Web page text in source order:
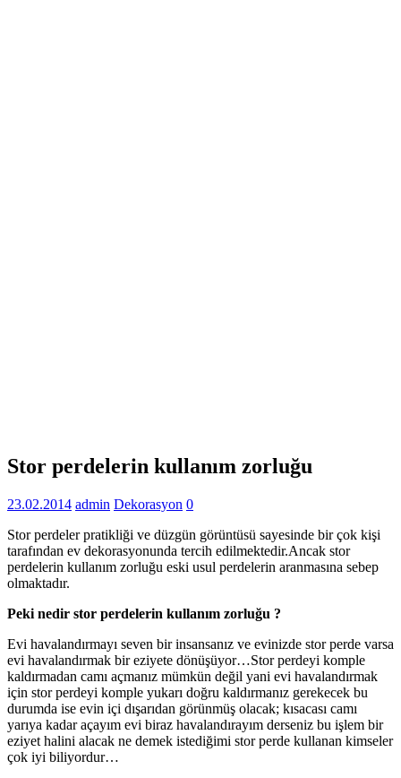
Stor perdelerin kullanım zorluğu
23.02.2014 admin Dekorasyon 0
Stor perdeler pratikliği ve düzgün görüntüsü sayesinde bir çok kişi
tarafından ev dekorasyonunda tercih edilmektedir.Ancak stor
perdelerin kullanım zorluğu eski usul perdelerin aranmasına sebep
olmaktadır.
Peki nedir stor perdelerin kullanım zorluğu ?
Evi havalandırmayı seven bir insansanız ve evinizde stor perde varsa
evi havalandırmak bir eziyete dönüşüyor…Stor perdeyi komple
kaldırmadan camı açmanız mümkün değil yani evi havalandırmak
için stor perdeyi komple yukarı doğru kaldırmanız gerekecek bu
durumda ise evin içi dışarıdan görünmüş olacak; kısacası camı
yarıya kadar açayım evi biraz havalandırayım derseniz bu işlem bir
eziyet halini alacak ne demek istediğimi stor perde kullanan kimseler
çok iyi biliyordur…